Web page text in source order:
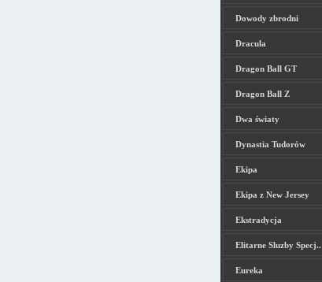
Dowody zbrodni
Dracula
Dragon Ball GT
Dragon Ball Z
Dwa światy
Dynastia Tudorów
Ekipa
Ekipa z New Jersey
Ekstradycja
Elitarne Sluzby Specj..
Eureka